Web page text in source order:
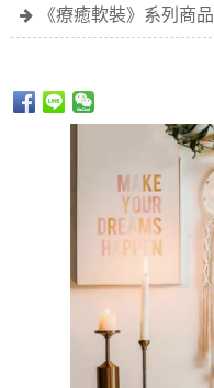
《療癒軟裝》系列商品